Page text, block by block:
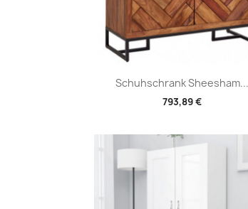
Schuhschrank Sheesham...
793,89 €
Vorschau